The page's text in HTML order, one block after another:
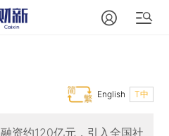
T中
English
资约120亿元，引入全国社